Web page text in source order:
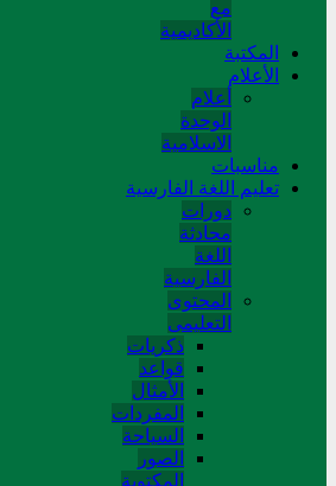
مع
الأكاديمية
المکتبة
الأعلام
أعلام
الوحدة
الاسلامية
مناسبات
تعلیم اللغة الفارسیة
دورات
محادثة
اللغة
الفارسیة
المحتوی
التعلیمی
ذکریات
قواعد
الأمثال
المفردات
السیاحة
الصور
المکتوبة